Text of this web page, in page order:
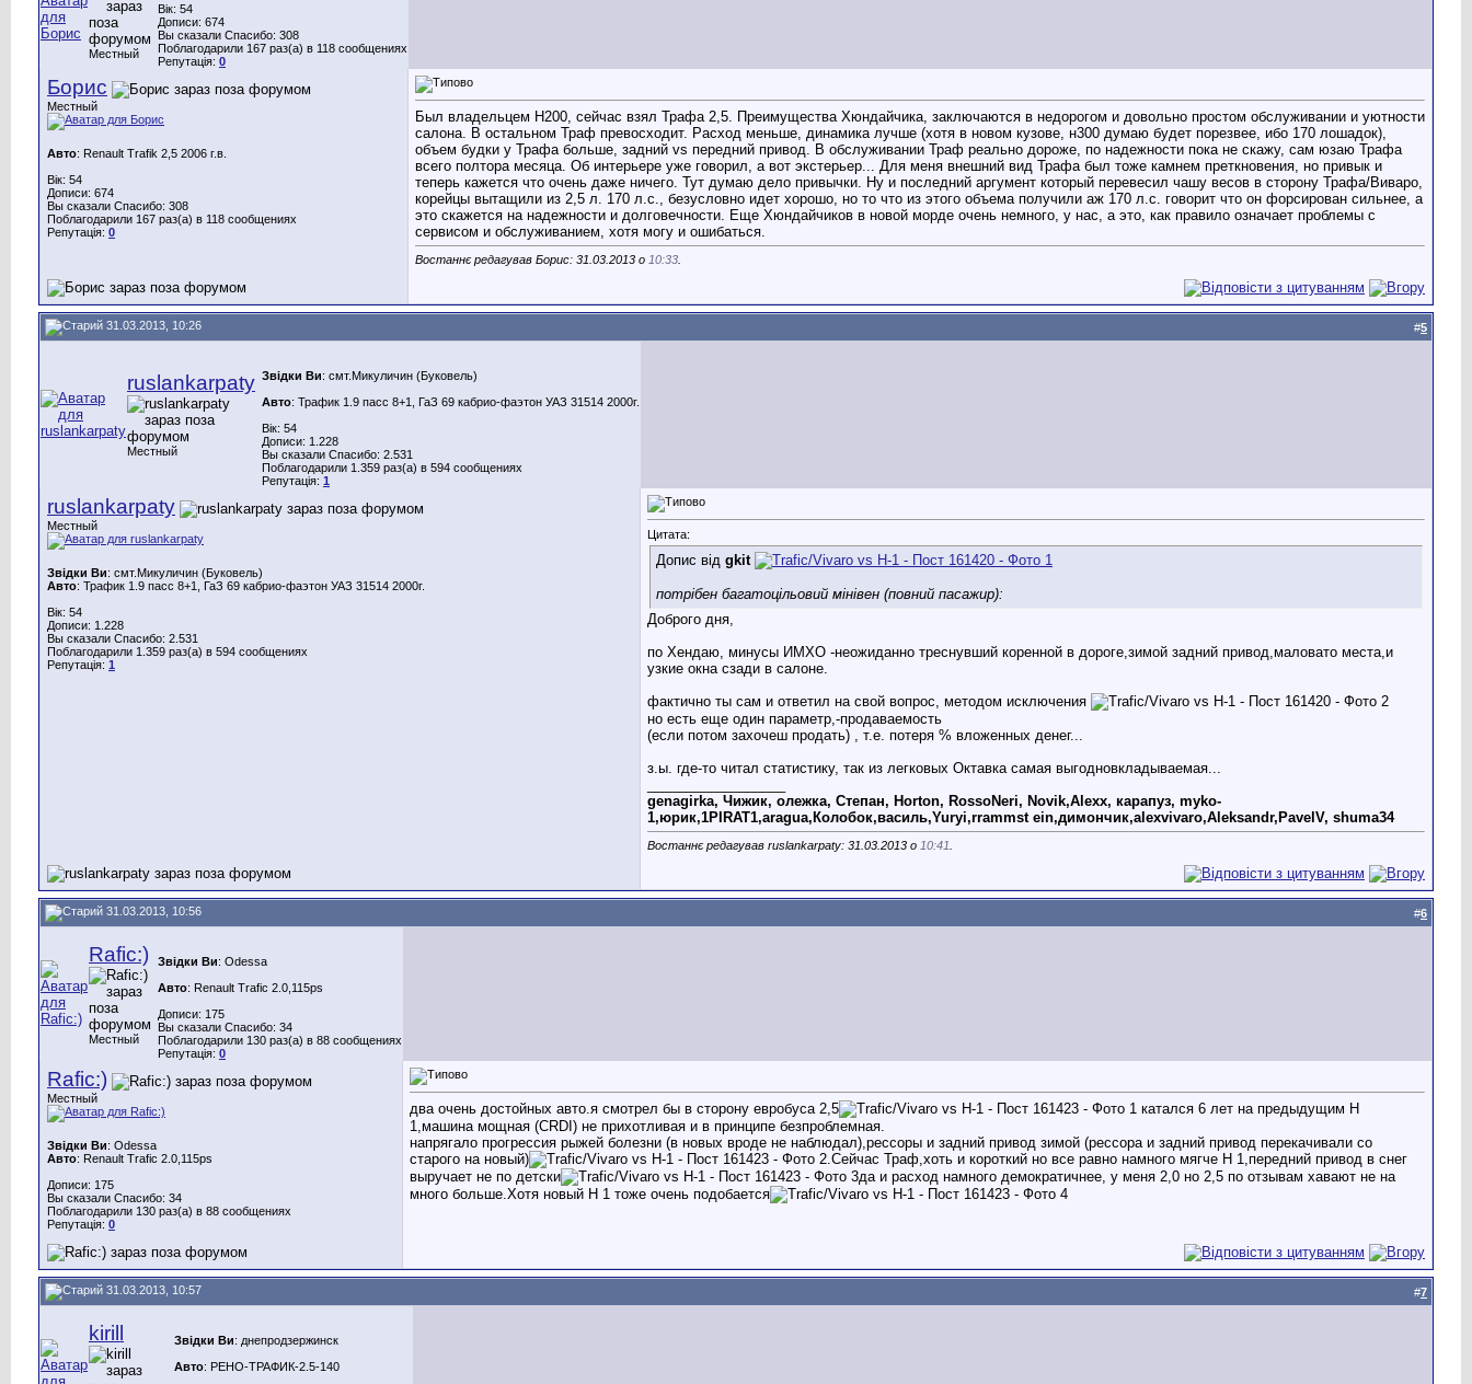
Местный
Вік: 54
Дописи: 674
Вы сказали Спасибо: 308
Поблагодарили 167 раз(а) в 118 сообщениях
Репутація: 0
Борис
Местный
Авто: Renault Trafik 2,5 2006 г.в.
Вік: 54
Дописи: 674
Вы сказали Спасибо: 308
Поблагодарили 167 раз(а) в 118 сообщениях
Репутація: 0
Был владельцем Н200, сейчас взял Трафа 2,5. Преимущества Хюндайчика, заключаются в недорогом и довольно простом обслуживании и уютности
салона. В остальном Траф превосходит. Расход меньше, динамика лучше (хотя в новом кузове, н300 думаю будет порезвее, ибо 170 лошадок),
объем будки у Трафа больше, задний vs передний привод. В обслуживании Траф реально дороже, по надежности пока не скажу, сам юзаю Трафа
всего полтора месяца. Об интерьере уже говорил, а вот экстерьер... Для меня внешний вид Трафа был тоже камнем преткновения, но привык и
теперь кажется что очень даже ничего. Тут думаю дело привычки. Ну и последний аргумент который перевесил чашу весов в сторону Трафа/Виваро,
корейцы вытащили из 2,5 л. 170 л.с., безусловно идет хорошо, но то что из этого объема получили аж 170 л.с. говорит что он форсирован сильнее, а
это скажется на надежности и долговечности. Еще Хюндайчиков в новой морде очень немного, у нас, а это, как правило означает проблемы с
сервисом и обслуживанием, хотя могу и ошибаться.
Востаннє редагував Борис: 31.03.2013 о 10:33
31.03.2013, 10:26 #5
ruslankarpaty
Местный
Звідки Ви: смт.Микуличин (Буковель)
Авто: Трафик 1.9 пасс 8+1, ГаЗ 69 кабрио-фаэтон УАЗ 31514 2000г.
Вік: 54
Дописи: 1.228
Вы сказали Спасибо: 2.531
Поблагодарили 1.359 раз(а) в 594 сообщениях
Репутація: 1
ruslankarpaty
Местный
Звідки Ви: смт.Микуличин (Буковель)
Авто: Трафик 1.9 пасс 8+1, ГаЗ 69 кабрио-фаэтон УАЗ 31514 2000г.
Вік: 54
Дописи: 1.228
Вы сказали Спасибо: 2.531
Поблагодарили 1.359 раз(а) в 594 сообщениях
Репутація: 1
Цитата:
Допис від gkit
потрібен багатоцільовий мінівен (повний пасажир):
Доброго дня,
по Хендаю, минусы ИМХО -неожиданно треснувший коренной в дороге,зимой задний привод,маловато места,и
узкие окна сзади в салоне.
фактично ты сам и ответил на свой вопрос, методом исключения
но есть еще один параметр,-продаваемость
(если потом захочеш продать) , т.е. потеря % вложенных денег...
з.ы. где-то читал статистику, так из легковых Октавка самая выгодновкладываемая...
genagirka, Чижик, олежка, Степан, Horton, RossoNeri, Novik,Alexx, карапуз, myko-
1,юрик,1PIRAT1,aragua,Колобок,василь,Yuryi,rrammst ein,димончик,alexvivaro,Aleksandr,PavelV, shuma34
Востаннє редагував ruslankarpaty: 31.03.2013 о 10:41
31.03.2013, 10:56 #6
Rafic:)
Местный
Звідки Ви: Odessa
Авто: Renault Trafic 2.0,115ps
Дописи: 175
Вы сказали Спасибо: 34
Поблагодарили 130 раз(а) в 88 сообщениях
Репутація: 0
Rafic:)
Местный
Звідки Ви: Odessa
Авто: Renault Trafic 2.0,115ps
Дописи: 175
Вы сказали Спасибо: 34
Поблагодарили 130 раз(а) в 88 сообщениях
Репутація: 0
два очень достойных авто.я смотрел бы в сторону евробуса 2,5
катался 6 лет на предыдущим Н
1,машина мощная (CRDI) не прихотливая и в принципе безпроблемная.
напрягало прогрессия рыжей болезни (в новых вроде не наблюдал),рессоры и задний привод зимой (рессора и задний привод перекачивали со
старого на новый)
.Сейчас Траф,хоть и короткий но все равно намного мягче Н 1,передний привод в снег
выручает не по детски
да и расход намного демократичнее, у меня 2,0 но 2,5 по отзывам хавают не на
много больше.Хотя новый Н 1 тоже очень подобается
31.03.2013, 10:57 #7
kirill Звідки Ви: днепродзержинск
Авто: РЕНО-ТРАФИК-2.5-140